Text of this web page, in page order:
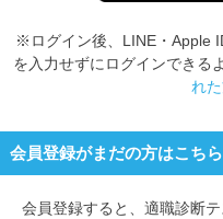
※ログイン後、LINE・Apple
を入力せずにログインできる
れ
会員登録がまだの方はこちら
会員登録すると、 適職診断